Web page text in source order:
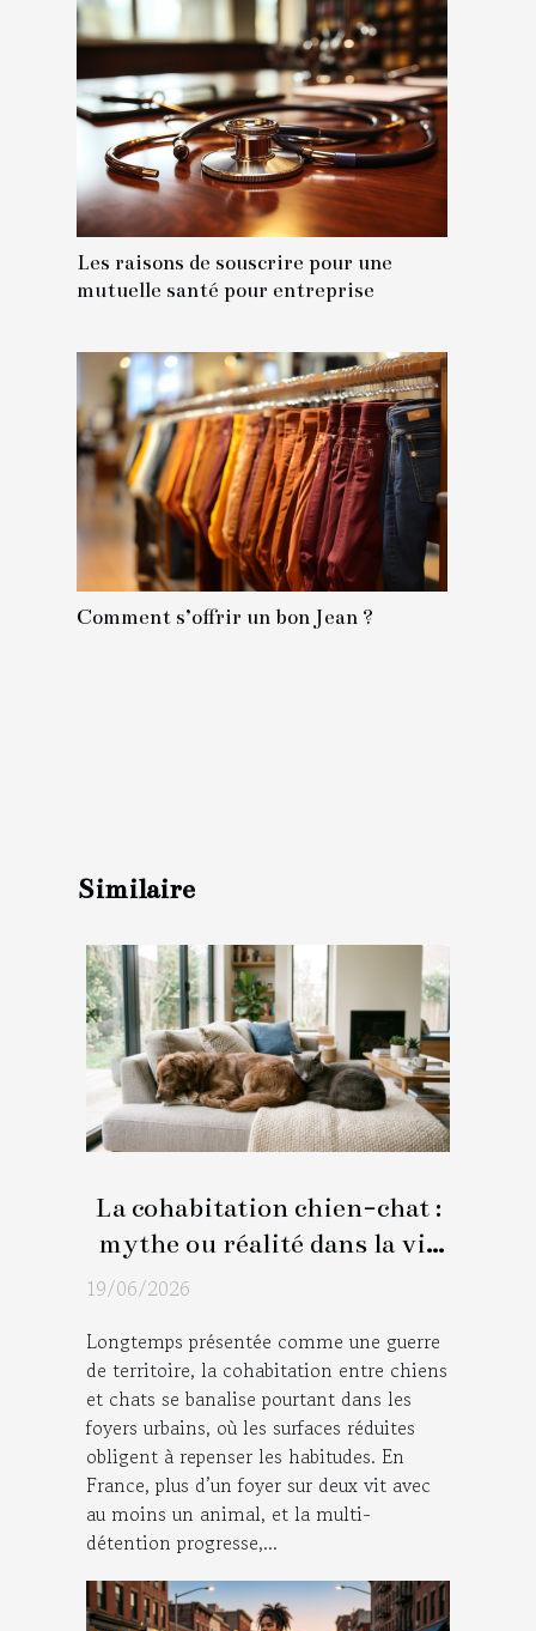
Les raisons de souscrire pour une
mutuelle santé pour entreprise
Comment s’offrir un bon Jean ?
Similaire
La cohabitation chien-chat :
mythe ou réalité dans la vie
19/06/2026
Longtemps présentée comme une guerre
de territoire, la cohabitation entre chiens
et chats se banalise pourtant dans les
foyers urbains, où les surfaces réduites
obligent à repenser les habitudes. En
France, plus d’un foyer sur deux vit avec
au moins un animal, et la multi-
détention progresse,...